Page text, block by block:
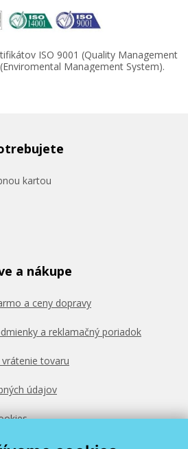
ISO 9001 (Quality Management
Management System).
kartou
a nákupe
a ceny dopravy
a reklamačný poriadok
tovaru
údajov